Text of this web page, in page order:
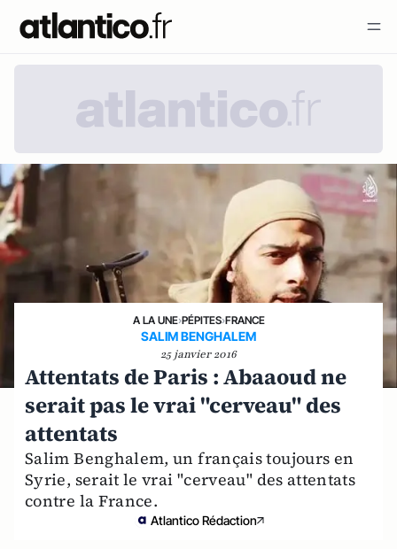
A LA UNE›PÉPITES›FRANCE
SALIM BENGHALEM
25 janvier 2016
Attentats de Paris : Abaaoud ne
serait pas le vrai "cerveau" des
attentats
Salim Benghalem, un français toujours en
Syrie, serait le vrai "cerveau" des attentats
contre la France.
Atlantico Rédaction